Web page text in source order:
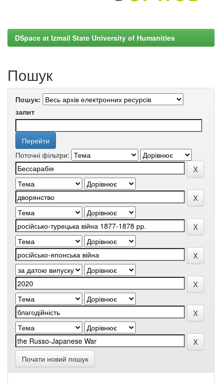
DSpace at Izmail State University of Humanities
Пошук
Пошук:
запит
Поточні фільтри:
Почати новий пошук